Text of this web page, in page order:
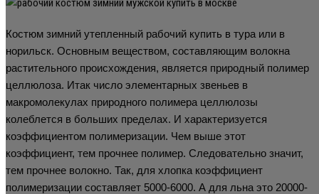
Костюм зимний утепленный рабочий купить в тура или в
норильск. Основным веществом, составляющим волокна
растительного происхождения, является природный полимер
целлюлоза. Итак число элементарных звеньев в
макромолекулах природного полимера целлюлозы
колеблется в больших пределах. И характеризуется
коэффициентом полимеризации. Чем выше этот
коэффициент, тем прочнее полимер. Следовательно значит,
тем прочнее волокно. Так, для хлопка коэффициент
полимеризации составляет 5000-6000. А для льна это 20000-